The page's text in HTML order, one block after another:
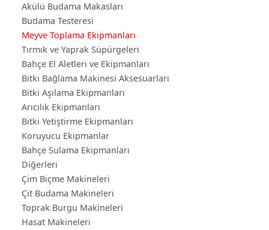
Akülü Budama Makasları
Budama Testeresi
Meyve Toplama Ekipmanları
Tırmık ve Yaprak Süpürgeleri
Bahçe El Aletleri ve Ekipmanları
Bitki Bağlama Makinesi Aksesuarları
Bitki Aşılama Ekipmanları
Arıcılık Ekipmanları
Bitki Yetiştirme Ekipmanları
Koruyucu Ekipmanlar
Bahçe Sulama Ekipmanları
Diğerleri
Çim Biçme Makineleri
Çit Budama Makineleri
Toprak Burgu Makineleri
Hasat Makineleri